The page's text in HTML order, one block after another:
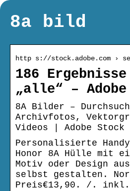
8a bild
http s://stock.adobe.com ›
186
„alle“ –
8A Bilder –
Archivfotos,
Videos | Adobe Stock
Personalisierte
Honor 8A Hülle mit
Motiv oder Design
selbst gestalten.
Preis€13,90. /. inkl.